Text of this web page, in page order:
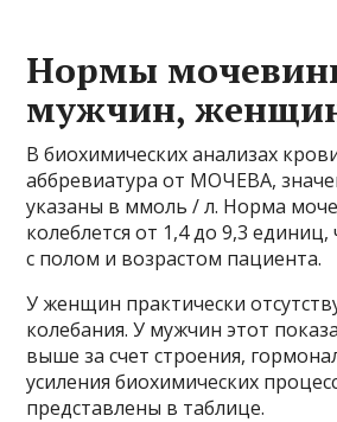
Нормы
мужчин,
В биохимических анализах
аббревиатура от МОЧЕВА,
указаны в ммоль / л. Норма
колеблется от 1,4 до 9,3
с полом и возрастом пациента.
У женщин практически
колебания. У мужчин этот
выше за счет строения,
усиления биохимических
представлены в таблице.